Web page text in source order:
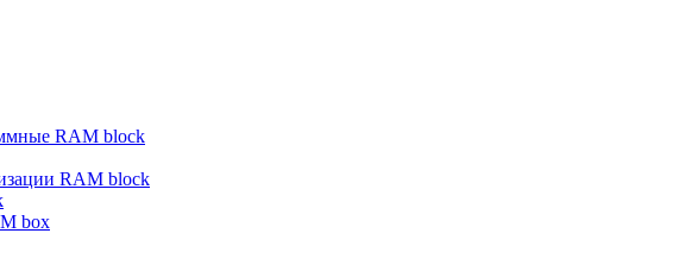
RAM block
RAM block
box